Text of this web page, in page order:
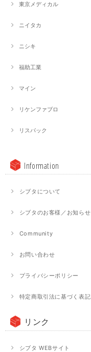
東京メディカル
ニイタカ
ニシキ
福助工業
マイン
リケンファブロ
リスパック
Information
シブタについて
シブタのお客様／お知らせ
Community
お問い合わせ
プライバシーポリシー
特定商取引法に基づく表記
リンク
シブタ WEBサイト